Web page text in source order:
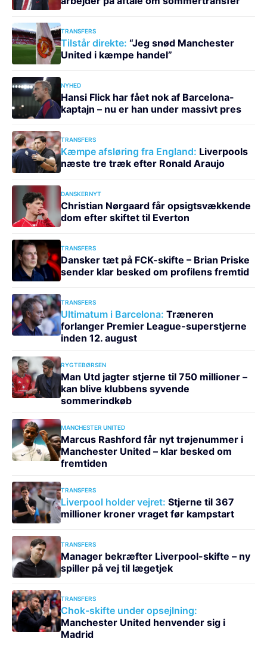
TRANSFERS
Tilstår direkte: “Jeg snød Manchester
United i kæmpe handel”
NYHED
Hansi Flick har fået nok af Barcelona-
kaptajn – nu er han under massivt pres
TRANSFERS
Kæmpe afsløring fra England: Liverpools
næste tre træk efter Ronald Araujo
DANSKERNYT
Christian Nørgaard får opsigtsvækkende
dom efter skiftet til Everton
TRANSFERS
Dansker tæt på FCK-skifte – Brian Priske
sender klar besked om profilens fremtid
TRANSFERS
Ultimatum i Barcelona: Træneren
forlanger Premier League-superstjerne
inden 12. august
RYGTEBØRSEN
Man Utd jagter stjerne til 750 millioner –
kan blive klubbens syvende
sommerindkøb
MANCHESTER UNITED
Marcus Rashford får nyt trøjenummer i
Manchester United – klar besked om
fremtiden
TRANSFERS
Liverpool holder vejret: Stjerne til 367
millioner kroner vraget før kampstart
TRANSFERS
Manager bekræfter Liverpool-skifte – ny
spiller på vej til lægetjek
TRANSFERS
Chok-skifte under opsejlning:
Manchester United henvender sig i
Madrid